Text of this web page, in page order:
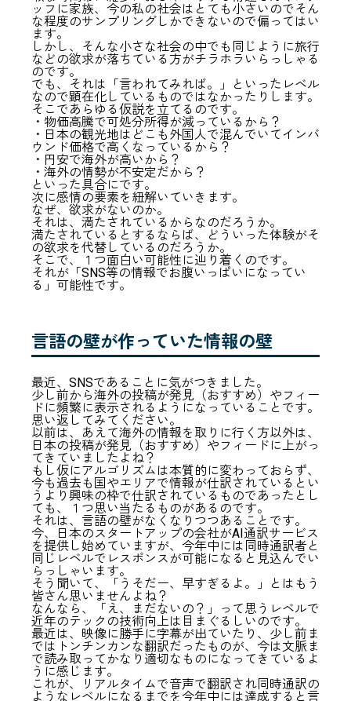
ッフに家族、今の私の社会はとても小さいのでそん
な程度のサンプリングしかできないので偏ってはい
ます。
しかし、そんな小さな社会の中でも同じように旅行
などの欲求が落ちている方がチラホラいらっしゃる
のです。
でも、それは「言われてみれば。」といったレベル
なので顕在化しているものではなかったりします。
そこであらゆる仮説を立てるのです。
・物価高騰で可処分所得が減っているから？
・日本の観光地はどこも外国人で混んでいてインバ
ウンド価格で高くなっているから？
・円安で海外が高いから？
・海外の情勢が不安定だから？
といった具合にです。
次に感情の要素を紐解いていきます。
なぜ、欲求がないのか。
それは、満たされているからなのだろうか。
満たされているとするならば、どういった体験がそ
の欲求を代替しているのだろうか。
そこで、１つ面白い可能性に辿り着くのです。
それが「SNS等の情報でお腹いっぱいになってい
る」可能性です。
言語の壁が作っていた情報の壁
最近、SNSであることに気がつきました。
少し前から海外の投稿が発見（おすすめ）やフィー
ドに頻繁に表示されるようになっていることです。
思い返してみてください。
以前は、あえて海外の情報を取りに行く方以外は、
日本の投稿が発見（おすすめ）やフィードに上がっ
てきていましたよね？
もし仮にアルゴリズムは本質的に変わっておらず、
今も過去も国やエリアで情報が仕訳されているとい
うより興味の枠で仕訳されているものであったとし
ても、１つ思い当たるものがあるのです。
それは、言語の壁がなくなりつつあることです。
今、日本のスタートアップの会社がAI通訳サービス
を提供し始めていますが、今年中には同時通訳者と
同じレベルでレスポンスが可能になると見込んでい
らっしゃいます。
そう聞いて、「うそだー、早すぎるよ。」とはもう
皆さん思いませんよね？
なんなら、「え、まだないの？」って思うレベルで
近年のテックの技術向上は目まぐるしいのです。
最近は、映像に勝手に字幕が出ていたり、少し前ま
ではトンチンカンな翻訳だったものが、今は文脈ま
で読み取ってかなり適切なものになってきているよ
うに感じます。
これが、リアルタイムで音声で翻訳され同時通訳の
ようなレベルになるまでを今年中には達成すると言